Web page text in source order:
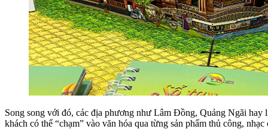
Song song với đó, các địa phương như Lâm Đồng, Quảng Ngãi
khách có thể “chạm” vào văn hóa qua từng sản phẩm thủ công,